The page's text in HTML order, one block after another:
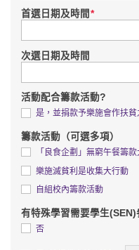
首選日期及時間 *
次選日期及時間
活動配合籌款活動?
是，並捐款予樂施會作扶貧
籌款活動（可選多項）
「良食企劃」無窮午餐籌
樂施滅貧利是收集大行動
自組校內籌款活動
有特殊學習需要學生(SEN)
否
詳